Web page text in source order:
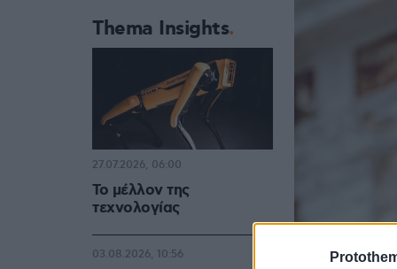
Thema Insights
Το μέλλον της
τεχνολογίας
27.07.2026, 06:00
03.08.2026, 10:56